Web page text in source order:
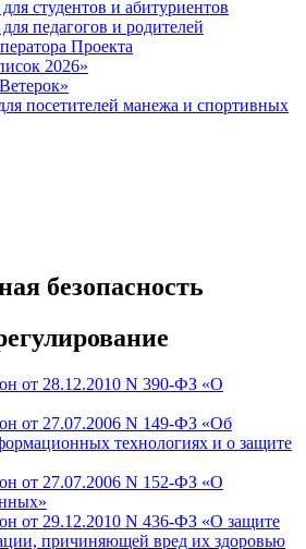
студентов и абитуриентов
педагогов и родителей
Проекта
2026»
посетителей манежа и спортивных
безопасность
от 28.12.2010 N 390-ФЗ «О
от 27.07.2006 N 149-ФЗ «Об
технологиях и о защите
от 27.07.2006 N 152-ФЗ «О
от 29.12.2010 N 436-ФЗ «О защите
причиняющей вред их здоровью